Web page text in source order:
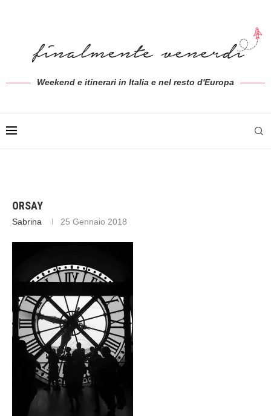
Weekend e itinerari in Italia e nel resto d'Europa
ORSAY
Sabrina 25 Gennaio 2018